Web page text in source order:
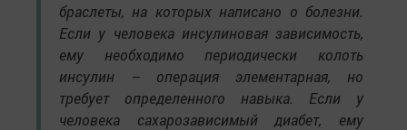
браслеты, на которых написано о болезни.
Если у человека инсулиновая зависимость,
ему необходимо периодически колоть
инсулин – операция элементарная, но
требует определенного навыка. Если у
человека сахарозависимый диабет, ему